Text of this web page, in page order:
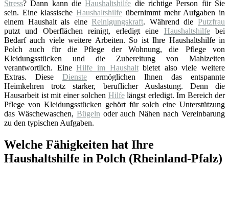
Stress? Dann kann dieHaushaltshilfe die richtige Person für Sie
sein. Eine klassischeHaushaltshilfe übernimmt mehr Aufgaben in
einem Haushalt als eineReinigungskraft. Während diePutzfrau
putzt und Oberflächen reinigt, erledigt eine Haushaltshilfebei
Bedarf auch viele weitere Arbeiten. So ist Ihre Haushaltshilfe in
Polch auch für die Pflege der Wohnung, die Pflege von
Kleidungsstücken und die Zubereitung von Mahlzeiten
verantwortlich. EineHilfe im Haushaltbietet also viele weitere
Extras. Diese Dienste ermöglichen Ihnen das entspannte
Heimkehren trotz starker, beruflicher Auslastung. Denn die
Hausarbeit ist mit einer solchen Hilfelängst erledigt. Im Bereich der
Pflege von Kleidungsstücken gehört für solch eine Unterstützung
das Wäschewaschen, Bügeln oder auch Nähen nach Vereinbarung
zu den typischen Aufgaben.
Welche Fähigkeiten hat Ihre
Haushaltshilfe in Polch (Rheinland-Pfalz)